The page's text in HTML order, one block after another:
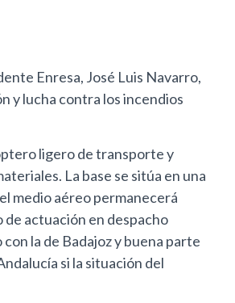
Enresa, José Luis Navarro,
y lucha contra los incendios
ligero de transporte y
La base se sitúa en una
medio aéreo permanecerá
de actuación en despacho
la de Badajoz y buena parte
si la situación del